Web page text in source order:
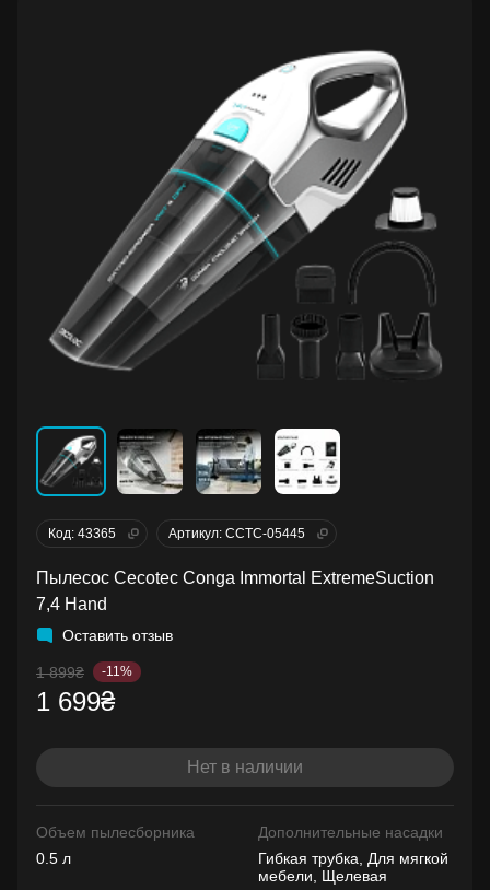
Код: 43365 Артикул: CCTC-05445
Пылесос Cecotec Conga Immortal ExtremeSuction
7,4 Hand
Оставить отзыв
1 899₴ -11%
1 699₴
Нет в наличии
Объем пылесборника
0.5 л
Дополнительные насадки
Гибкая трубка, Для мягкой
мебели, Щелевая